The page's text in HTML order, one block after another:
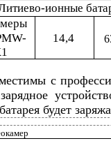
ионные
14,4
с
будет